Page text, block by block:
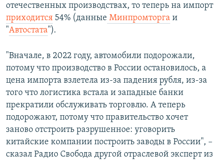
отечественных производствах, то теперь на импорт
приходится 54% (данные Минпромторга и
"Автостата").
"Вначале, в 2022 году, автомобили подорожали,
потому что производство в России остановилось, а
цена импорта взлетела из-за падения рубля, из-за
того что логистика встала и западные банки
прекратили обслуживать торговлю. А теперь
подорожают, потому что правительство хочет
заново отстроить разрушенное: уговорить
китайские компании построить заводы в России", –
сказал Радио Свобода другой отраслевой эксперт из